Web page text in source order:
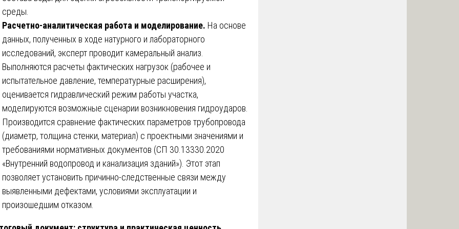
среды.
Расчетно-аналитическая работа и моделирование. На основе
данных, полученных в ходе натурного и лабораторного
исследований, эксперт проводит камеральный анализ.
Выполняются расчеты фактических нагрузок (рабочее и
испытательное давление, температурные расширения),
оценивается гидравлический режим работы участка,
моделируются возможные сценарии возникновения гидроударов.
Производится сравнение фактических параметров трубопровода
(диаметр, толщина стенки, материал) с проектными значениями и
требованиями нормативных документов (СП 30.13330.2020
«Внутренний водопровод и канализация зданий»). Этот этап
позволяет установить причинно-следственные связи между
выявленными дефектами, условиями эксплуатации и
произошедшим отказом.